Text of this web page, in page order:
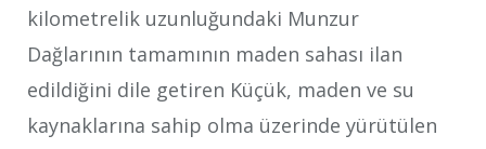
kilometrelik uzunluğundaki Munzur
Dağlarının tamamının maden sahası ilan
edildiğini dile getiren Küçük, maden ve su
kaynaklarına sahip olma üzerinde yürütülen